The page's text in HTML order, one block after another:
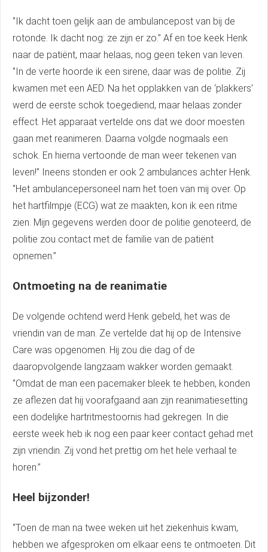
‘’Ik dacht toen gelijk aan de ambulancepost van bij de
rotonde. Ik dacht nog: ze zijn er zo.’’ Af en toe keek Henk
naar de patiënt, maar helaas, nog geen teken van leven.
‘’In de verte hoorde ik een sirene, daar was de politie. Zij
kwamen met een AED. Na het opplakken van de ‘plakkers’
werd de eerste schok toegediend, maar helaas zonder
effect. Het apparaat vertelde ons dat we door moesten
gaan met reanimeren. Daarna volgde nogmaals een
schok. En hierna vertoonde de man weer tekenen van
leven!’’ Ineens stonden er ook 2 ambulances achter Henk.
‘’Het ambulancepersoneel nam het toen van mij over. Op
het hartfilmpje (ECG) wat ze maakten, kon ik een ritme
zien. Mijn gegevens werden door de politie genoteerd, de
politie zou contact met de familie van de patiënt
opnemen.’’
Ontmoeting na de reanimatie
De volgende ochtend werd Henk gebeld, het was de
vriendin van de man. Ze vertelde dat hij op de Intensive
Care was opgenomen. Hij zou die dag of de
daaropvolgende langzaam wakker worden gemaakt.
‘’Omdat de man een pacemaker bleek te hebben, konden
ze aflezen dat hij voorafgaand aan zijn reanimatiesetting
een dodelijke hartritmestoornis had gekregen. In die
eerste week heb ik nog een paar keer contact gehad met
zijn vriendin. Zij vond het prettig om het hele verhaal te
horen.’’
Heel bijzonder!
‘’Toen de man na twee weken uit het ziekenhuis kwam,
hebben we afgesproken om elkaar eens te ontmoeten. Dit